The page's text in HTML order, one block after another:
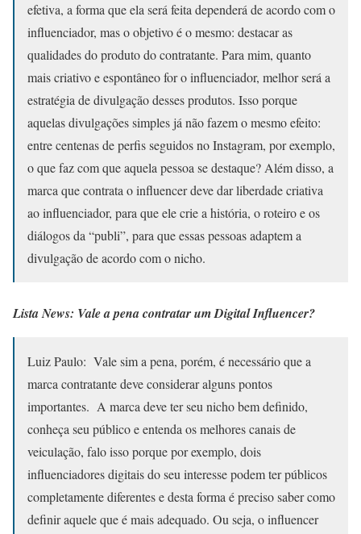
efetiva, a forma que ela será feita dependerá de acordo com o
influenciador, mas o objetivo é o mesmo: destacar as
qualidades do produto do contratante. Para mim, quanto
mais criativo e espontâneo for o influenciador, melhor será a
estratégia de divulgação desses produtos. Isso porque
aquelas divulgações simples já não fazem o mesmo efeito:
entre centenas de perfis seguidos no Instagram, por exemplo,
o que faz com que aquela pessoa se destaque? Além disso, a
marca que contrata o influencer deve dar liberdade criativa
ao influenciador, para que ele crie a história, o roteiro e os
diálogos da “publi”, para que essas pessoas adaptem a
divulgação de acordo com o nicho.
Lista News: Vale a pena contratar um Digital Influencer?
Luiz Paulo: Vale sim a pena, porém, é necessário que a
marca contratante deve considerar alguns pontos
importantes. A marca deve ter seu nicho bem definido,
conheça seu público e entenda os melhores canais de
veiculação, falo isso porque por exemplo, dois
influenciadores digitais do seu interesse podem ter públicos
completamente diferentes e desta forma é preciso saber como
definir aquele que é mais adequado. Ou seja, o influencer